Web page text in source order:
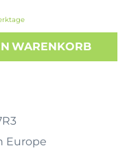
WARENKORB
Europe